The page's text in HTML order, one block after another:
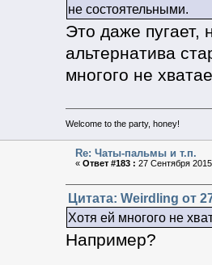
не состоятельными.
Это даже пугает,
альтернатива
многого не
Welcome to the party, honey!
Re: Чаты-пальмы и т.п.
«Ответ #183 : 27 Сентября
Цитата: Weirdling от
Хотя ей многого не
Например?